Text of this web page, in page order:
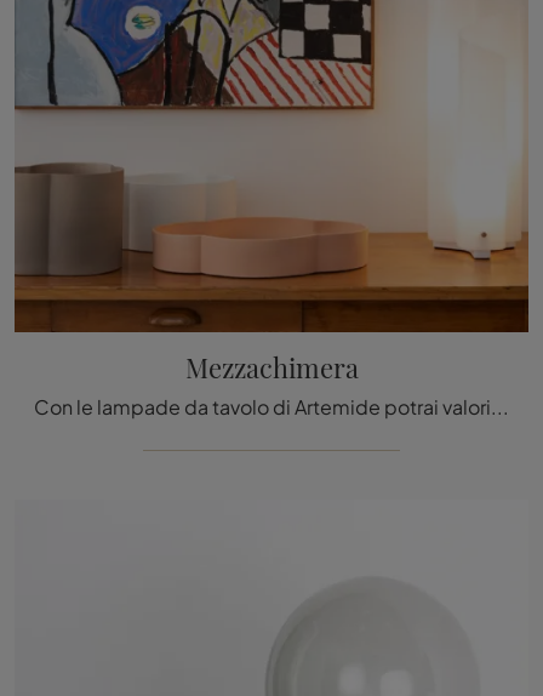
Mezzachimera
Con le lampade da tavolo di Artemide potrai valorizzare i tuoi locali: clicca e scopri Mezzachimera!